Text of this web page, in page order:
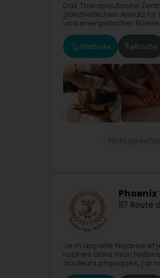
Das Therapeutische
ganzheitlichen Ansatz
und energetischer
Website Route
Phoenix
117 Route
Je m’appelle Nujaree et
racines dans mon
douleurs physiques, j’ai